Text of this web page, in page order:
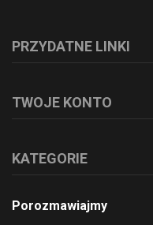
PRZYDATNE LINKI
TWOJE KONTO
KATEGORIE
Porozmawiajmy